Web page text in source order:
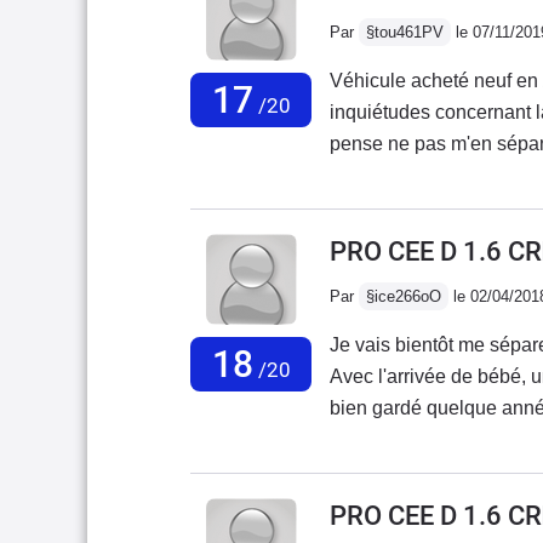
17 /20
Par §tou461PV le 07/11/
Véhicule acheté neuf
inquiétudes concernant
pense ne pas m'en
charge sous garantie et
sur les vitres,
soucis avec, pas un
craquements de tableau
j’entretien 1 fois par an
factures, pas mal de
ajustement sont
passent plus
18 /20
PRO CEE D 1.6
Par §ice266oO le 02/04/
Je vais bientôt me
Avec l'arrivée de bébé,
bien gardé quelque
garagistes chez qui je
modéle avec ce moteur
autant de kilomêtre
PRO CEE D 1.6